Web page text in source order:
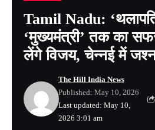
Tamil Nadu:
‘मुख्यमंत्री’ तक का
लेंगे विजय, चेन्नई में जश्न
Last updated: May 10,
2026 3:01 am
The Hill India News
Published: May 10, 2026